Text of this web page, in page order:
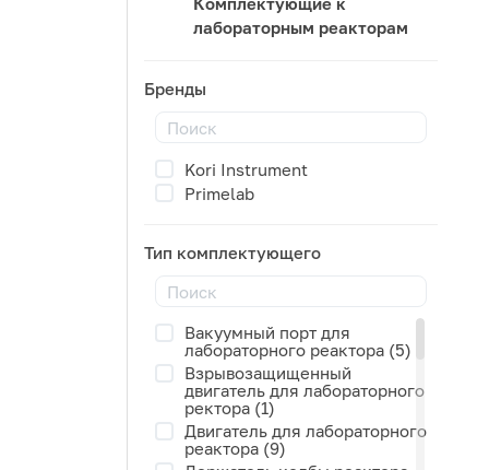
лабораторным реакторам
Бренды
Kori Instrument
Primelab
Тип комплектующего
Вакуумный порт для
лабораторного реактора (5)
Взрывозащищенный
двигатель для лабораторного
ректора (1)
Двигатель для лабораторного
реактора (9)